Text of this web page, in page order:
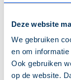
Deze website
We gebruiken
en om
Ook gebruiken
op de website.
van een
aangeboden,